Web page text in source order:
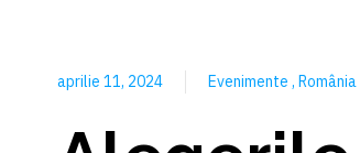
aprilie 11, 2024 Evenimente România